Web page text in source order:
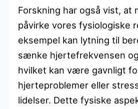
Forskning har også vist, at
påvirke vores fysiologiske
eksempel kan lytning til
sænke hjertefrekvensen
hvilket kan være gavnligt
hjerteproblemer eller
lidelser. Dette fysiske